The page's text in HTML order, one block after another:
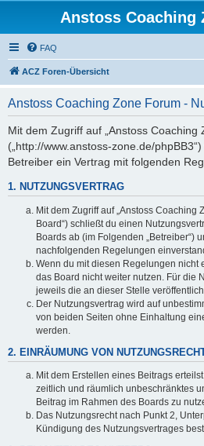
Anstoss Coaching
FAQ
ACZ Foren-Übersicht
Anstoss Coaching Zone Forum -
Mit dem Zugriff auf „Anstoss Coaching
(„http://www.anstoss-zone.de/
Betreiber ein Vertrag mit folgenden
1. NUTZUNGSVERTRAG
Mit dem Zugriff auf „Anstoss Coaching
Board“) schließt du einen
Boards ab (im Folgenden „Betreiber“)
nachfolgenden Regelungen
Wenn du mit diesen Regelungen nicht
das Board nicht weiter nutzen. Für die
jeweils die an dieser Stelle
Der Nutzungsvertrag wird auf
von beiden Seiten ohne Einhaltung
werden.
2. EINRÄUMUNG VON
Mit dem Erstellen eines Beitrags
zeitlich und räumlich unbeschränktes
Beitrag im Rahmen des Boards zu
Das Nutzungsrecht nach Punkt 2,
Kündigung des Nutzungsvertrages